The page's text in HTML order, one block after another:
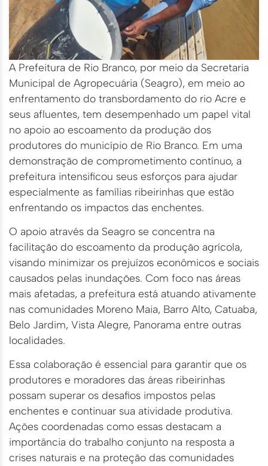
A Prefeitura de Rio Branco, por meio da Secretaria
Municipal de Agropecuária (Seagro), em meio ao
enfrentamento do transbordamento do rio Acre e
seus afluentes, tem desempenhado um papel vital
no apoio ao escoamento da produção dos
produtores do município de Rio Branco. Em uma
demonstração de comprometimento contínuo, a
prefeitura intensificou seus esforços para ajudar
especialmente as famílias ribeirinhas que estão
enfrentando os impactos das enchentes.
O apoio através da Seagro se concentra na
facilitação do escoamento da produção agrícola,
visando minimizar os prejuízos econômicos e sociais
causados pelas inundações. Com foco nas áreas
mais afetadas, a prefeitura está atuando ativamente
nas comunidades Moreno Maia, Barro Alto, Catuaba,
Belo Jardim, Vista Alegre, Panorama entre outras
localidades.
Essa colaboração é essencial para garantir que os
produtores e moradores das áreas ribeirinhas
possam superar os desafios impostos pelas
enchentes e continuar sua atividade produtiva.
Ações coordenadas como essas destacam a
importância do trabalho conjunto na resposta a
crises naturais e na proteção das comunidades